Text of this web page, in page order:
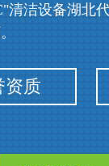
清洁设备湖北
资质